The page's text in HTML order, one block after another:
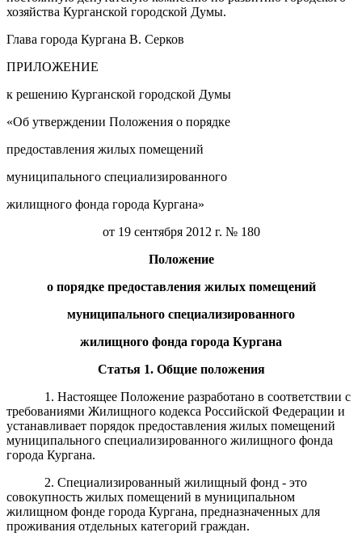
хозяйства Курганской городской Думы.
Глава города Кургана В. Серков
ПРИЛОЖЕНИЕ
к решению Курганской городской Думы
«Об утверждении Положения о порядке
предоставления жилых помещений
муниципального специализированного
жилищного фонда города Кургана»
от 19 сентября 2012 г. № 180
Положение
о порядке предоставления жилых помещений
муниципального специализированного
жилищного фонда города Кургана
Статья 1. Общие положения
1. Настоящее Положение разработано в соответствии с
требованиями Жилищного кодекса Российской Федерации и
устанавливает порядок предоставления жилых помещений
муниципального специализированного жилищного фонда
города Кургана.
2. Специализированный жилищный фонд - это
совокупность жилых помещений в муниципальном
жилищном фонде города Кургана, предназначенных для
проживания отдельных категорий граждан.